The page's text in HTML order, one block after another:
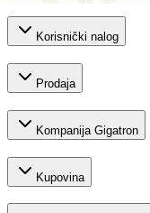
Korisnički nalog
Prodaja
Kompanija Gigatron
Kupovina